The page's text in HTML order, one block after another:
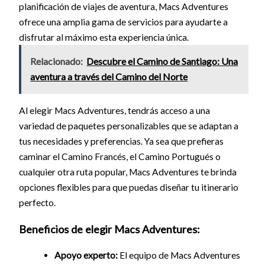
planificación de viajes de aventura, Macs Adventures
ofrece una amplia gama de servicios para ayudarte a
disfrutar al máximo esta experiencia única.
Relacionado: Descubre el Camino de Santiago: Una
aventura a través del Camino del Norte
Al elegir Macs Adventures, tendrás acceso a una
variedad de paquetes personalizables que se adaptan a
tus necesidades y preferencias. Ya sea que prefieras
caminar el Camino Francés, el Camino Portugués o
cualquier otra ruta popular, Macs Adventures te brinda
opciones flexibles para que puedas diseñar tu itinerario
perfecto.
Beneficios de elegir Macs Adventures:
Apoyo experto:El equipo de Macs Adventures